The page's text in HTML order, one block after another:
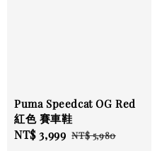
Puma Speedcat OG Red
紅色 賽車鞋
Sale
NT$ 3,999 Regular
NT$ 5,980